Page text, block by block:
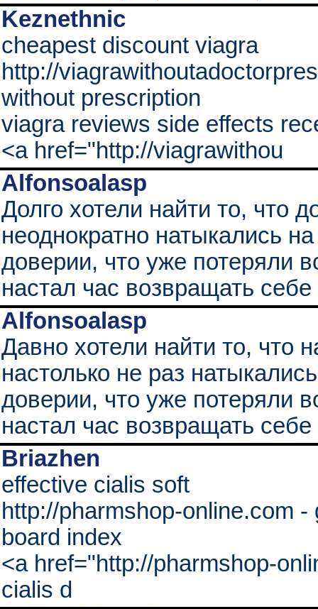
Keznethnic
cheapest discount viagra
http://
without prescription
viagra reviews side effects
<a href="http://viagrawithou
Alfonsoalasp
Долго хотели найти то, что
неоднократно натыкались
доверии, что уже потеряли
настал час возвращать
Alfonsoalasp
Давно хотели найти то, что
настолько не раз
доверии, что уже потеряли
настал час возвращать себе
Briazhen
effective cialis soft
http://pharmshop-online.com
board index
<a href="http://pharmshop-
cialis d